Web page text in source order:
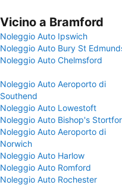
Vicino a Bramford
Noleggio Auto Ipswich
Noleggio Auto Bury St
Noleggio Auto Chelmsford
Noleggio Auto Aeroporto di
Southend
Noleggio Auto Lowestoft
Noleggio Auto Bishop's
Noleggio Auto Aeroporto di
Norwich
Noleggio Auto Harlow
Noleggio Auto Romford
Noleggio Auto Rochester